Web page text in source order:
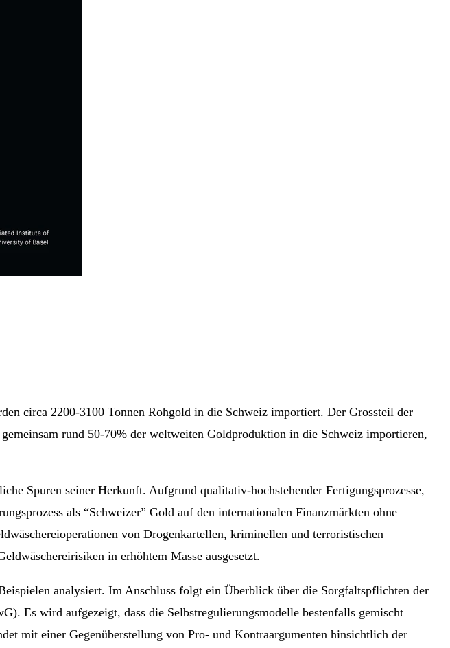
circa 2200-3100 Tonnen Rohgold in die Schweiz importiert. Der Grossteil der
rund 50-70% der weltweiten Goldproduktion in die Schweiz importieren,
Spuren seiner Herkunft. Aufgrund qualitativ-hochstehender Fertigungsprozesse,
als “Schweizer” Gold auf den internationalen Finanzmärkten ohne
von Drogenkartellen, kriminellen und terroristischen
in erhöhtem Masse ausgesetzt.
analysiert. Im Anschluss folgt ein Überblick über die Sorgfaltspflichten der
Es wird aufgezeigt, dass die Selbstregulierungsmodelle bestenfalls gemischt
mit einer Gegenüberstellung von Pro- und Kontraargumenten hinsichtlich der